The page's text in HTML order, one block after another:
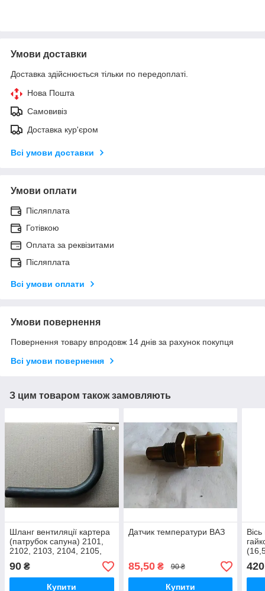
Умови доставки
Доставка здійснюється тільки по передоплаті.
Нова Пошта
Самовивіз
Доставка кур'єром
Всі умови доставки
Умови оплати
Післяплата
Готівкою
Оплата за реквізитами
Післяплата
Всі умови оплати
Умови повернення
Повернення товару впродовж 14 днів за рахунок покупця
Всі умови повернення
З цим товаром також замовляють
Шланг вентиляції картера
(патрубок сапуна) 2101,
2102, 2103, 2104, 2105,
2106, 2107
90 ₴
Купити
Датчик температури ВАЗ
85,50₴ 90 ₴
Купити
420